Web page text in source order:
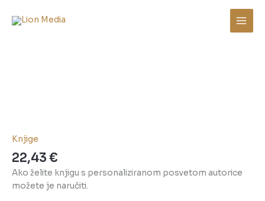
Knjige
22,43€
Ako želite knjigu s personaliziranom posvetom autorice
možete je naručiti.